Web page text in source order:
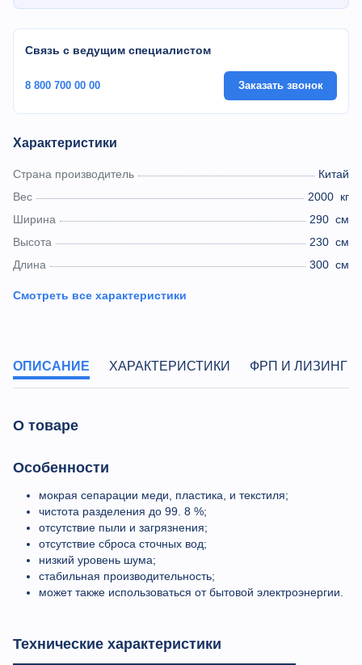
Характеристики
Страна производитель
Китай
Вес
2000 кг
Ширина
290 см
Высота
230 см
Длина
300 см
Смотреть все характеристики
Связь с ведущим специалистом
8 800 700 00 00 Заказать звонок
ОПИСАНИЕ ХАРАКТЕРИСТИКИ ФРП И ЛИЗИНГ
О товаре
Особенности
мокрая сепарации меди, пластика, и текстиля;
чистота разделения до 99. 8 %;
отсутствие пыли и загрязнения;
отсутствие сброса сточных вод;
низкий уровень шума;
стабильная производительность;
может также использоваться от бытовой электроэнергии.
Технические характеристики